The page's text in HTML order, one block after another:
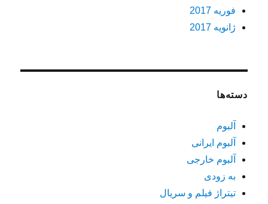
فوریه 2017
ژانویه 2017
دسته‌ها
آلبوم
آلبوم ایرانی
آلبوم خارجی
به زودی
تیتراژ فیلم و سریال